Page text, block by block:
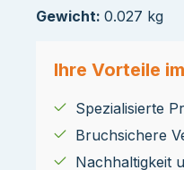
Gewicht: 0.027 kg
Ihre Vorteile
Spezialisierte
Bruchsichere
Nachhaltigkeit